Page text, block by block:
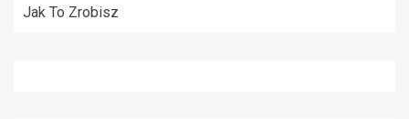
Jak To Zrobisz